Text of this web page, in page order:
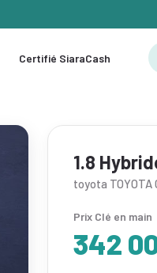
Certifié SiaraCash
1.8
toyota TOYOTA
Prix Clé en main
342